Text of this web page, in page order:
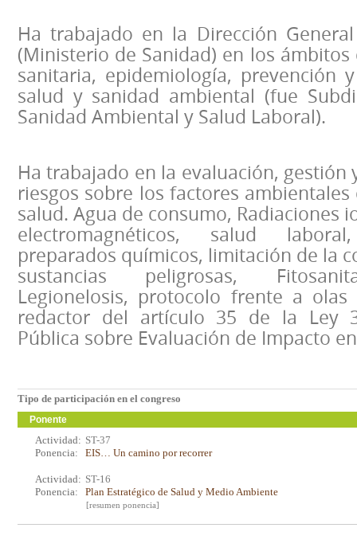
Ha trabajado en la Dirección
(Ministerio de Sanidad) en los
sanitaria, epidemiología, prevención
salud y sanidad ambiental (fue
Sanidad Ambiental y Salud Laboral).
Ha trabajado en la evaluación, gestión
riesgos sobre los factores
salud. Agua de consumo, Radiaciones
electromagnéticos, salud
preparados químicos, limitación de la
sustancias peligrosas,
Legionelosis, protocolo frente a
redactor del artículo 35 de la Ley
Pública sobre Evaluación de Impacto
Tipo de participación en el congreso
Ponente
Actividad: ST-37
Ponencia:
EIS… Un camino por recorrer
Actividad: ST-16
Ponencia:
Plan Estratégico de Salud y Medio Ambiente
[resumen ponencia]